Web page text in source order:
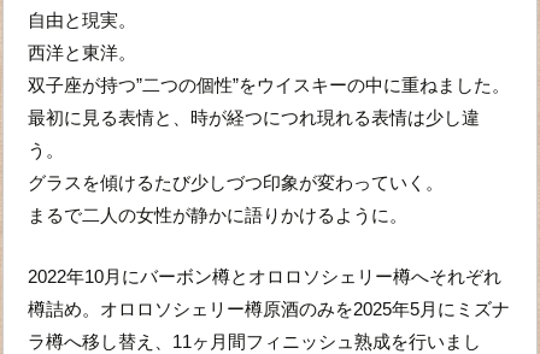
自由と現実。
西洋と東洋。
双子座が持つ”二つの個性”をウイスキーの中に重ねました。
最初に見る表情と、時が経つにつれ現れる表情は少し違
う。
グラスを傾けるたび少しづつ印象が変わっていく。
まるで二人の女性が静かに語りかけるように。
2022年10月にバーボン樽とオロロソシェリー樽へそれぞれ
樽詰め。オロロソシェリー樽原酒のみを2025年5月にミズナ
ラ樽へ移し替え、11ヶ月間フィニッシュ熟成を行いまし